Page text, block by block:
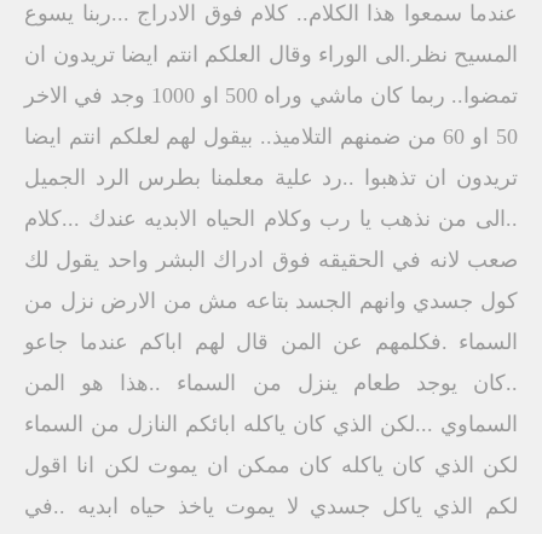
عندما سمعوا هذا الكلام.. كلام فوق الادراج ...ربنا يسوع
المسيح نظر.الى الوراء وقال العلكم انتم ايضا تريدون ان
تمضوا.. ربما كان ماشي وراه 500 او 1000 وجد في الاخر
50 او 60 من ضمنهم التلاميذ.. بيقول لهم لعلكم انتم ايضا
تريدون ان تذهبوا ..رد علية معلمنا بطرس الرد الجميل
..الى من نذهب يا رب وكلام الحياه الابديه عندك ...كلام
صعب لانه في الحقيقه فوق ادراك البشر واحد يقول لك
كول جسدي وانهم الجسد بتاعه مش من الارض نزل من
السماء .فكلمهم عن المن قال لهم اباكم عندما جاعو
..كان يوجد طعام ينزل من السماء ..هذا هو المن
السماوي ...لكن الذي كان ياكله ابائكم النازل من السماء
لكن الذي كان ياكله كان ممكن ان يموت لكن انا اقول
لكم الذي ياكل جسدي لا يموت ياخذ حياه ابديه ..في